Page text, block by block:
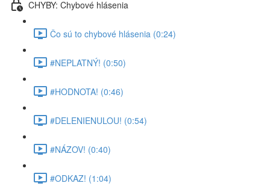
CHYBY: Chybové hlásenia
Čo sú to chybové hlásenia (0:24)
#NEPLATNÝ! (0:50)
#HODNOTA! (0:46)
#DELENIENULOU! (0:54)
#NÁZOV! (0:40)
#ODKAZ! (1:04)